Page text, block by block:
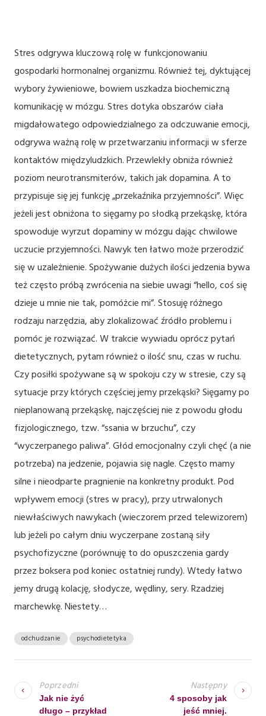
Stres odgrywa kluczową rolę w funkcjonowaniu
gospodarki hormonalnej organizmu. Również tej, dyktującej
wybory żywieniowe, bowiem uszkadza biochemiczną
komunikację w mózgu. Stres dotyka obszarów ciała
migdałowatego odpowiedzialnego za odczuwanie emocji,
odgrywa ważną rolę w przetwarzaniu informacji w sferze
kontaktów międzyludzkich. Przewlekły obniża również
poziom neurotransmiterów, takich jak dopamina. A to
przypisuje się jej funkcję „przekaźnika przyjemności”. Więc
jeżeli jest obniżona to sięgamy po słodką przekąskę, która
spowoduje wyrzut dopaminy w mózgu dając chwilowe
uczucie przyjemności. Nawyk ten łatwo może przerodzić
się w uzależnienie. Spożywanie dużych ilości jedzenia bywa
też często próbą zwrócenia na siebie uwagi “hello, coś się
dzieje u mnie nie tak, pomóżcie mi”. Stosuję różnego
rodzaju narzędzia, aby zlokalizować źródło problemu i
pomóc je rozwiązać. W trakcie wywiadu oprócz pytań
dietetycznych, pytam również o ilość snu, czas w ruchu.
Czy posiłki spożywane są w spokoju czy w stresie, czy są
sytuacje przy których częściej jemy przekąski? Sięgamy po
nieplanowaną przekąskę, najczęściej nie z powodu głodu
fizjologicznego, tzw. “ssania w brzuchu”, czy
“wyczerpanego paliwa”. Głód emocjonalny czyli chęć (a nie
potrzeba) na jedzenie, pojawia się nagle. Często mamy
silne i nieodparte pragnienie na konkretny produkt. Pod
wpływem emocji (stres w pracy), przy utrwalonych
niewłaściwych nawykach (wieczorem przed telewizorem)
lub jeżeli po całym dniu wyczerpane zostaną siły
psychofizyczne (porównuję to do opuszczenia gardy
przez boksera pod koniec ostatniej rundy). Wtedy łatwo
jemy drugą kolację, słodycze, wędliny, sery. Rzadziej
marchewkę. Niestety…
odchudzanie psychodietetyka
A
W
Poprzedni
Jak nie żyć
długo – przykład
Następny
4 sposoby jak
jeść mniej.